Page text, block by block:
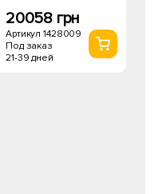
20058 грн
Артикул 1428009
Под заказ
21-39 дней